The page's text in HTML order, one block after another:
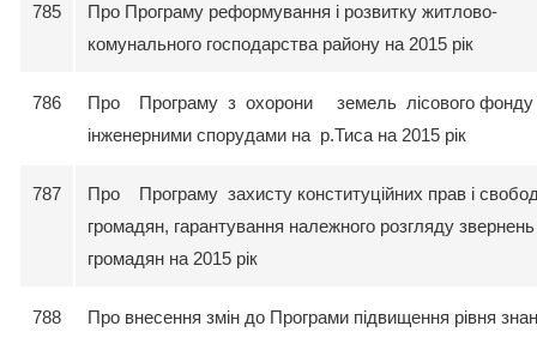
785
Про Програму реформування і розвитку житлово-
комунального господарства району на 2015 рік
786
Про Програму з охорони земель лісового фонду
інженерними спорудами на р.Тиса на 2015 рік
787
Про Програму захисту конституційних прав і
громадян, гарантування належного розгляду звернень
громадян на 2015 рік
788
Про внесення змін до Програми підвищення рівня